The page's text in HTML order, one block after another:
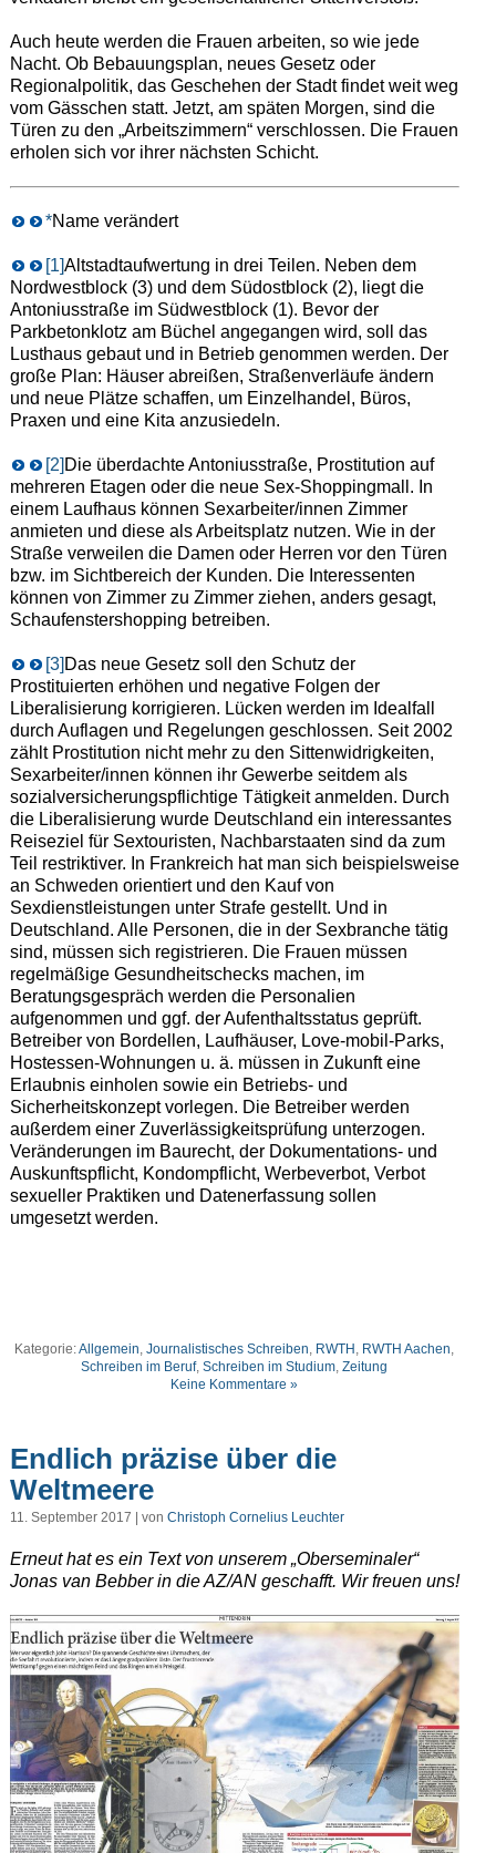
Auch heute werden die Frauen arbeiten, so wie jede
Nacht. Ob Bebauungsplan, neues Gesetz oder
Regionalpolitik, das Geschehen der Stadt findet weit weg
vom Gässchen statt. Jetzt, am späten Morgen, sind die
Türen zu den „Arbeitszimmern“ verschlossen. Die Frauen
erholen sich vor ihrer nächsten Schicht.
*Name verändert
[1]Altstadtaufwertung in drei Teilen. Neben dem
Nordwestblock (3) und dem Südostblock (2), liegt die
Antoniusstraße im Südwestblock (1). Bevor der
Parkbetonklotz am Büchel angegangen wird, soll das
Lusthaus gebaut und in Betrieb genommen werden. Der
große Plan: Häuser abreißen, Straßenverläufe ändern
und neue Plätze schaffen, um Einzelhandel, Büros,
Praxen und eine Kita anzusiedeln.
[2] Die überdachte Antoniusstraße, Prostitution auf
mehreren Etagen oder die neue Sex-Shoppingmall. In
einem Laufhaus können Sexarbeiter/innen Zimmer
anmieten und diese als Arbeitsplatz nutzen. Wie in der
Straße verweilen die Damen oder Herren vor den Türen
bzw. im Sichtbereich der Kunden. Die Interessenten
können von Zimmer zu Zimmer ziehen, anders gesagt,
Schaufenstershopping betreiben.
[3] Das neue Gesetz soll den Schutz der
Prostituierten erhöhen und negative Folgen der
Liberalisierung korrigieren. Lücken werden im Idealfall
durch Auflagen und Regelungen geschlossen. Seit 2002
zählt Prostitution nicht mehr zu den Sittenwidrigkeiten,
Sexarbeiter/innen können ihr Gewerbe seitdem als
sozialversicherungspflichtige Tätigkeit anmelden. Durch
die Liberalisierung wurde Deutschland ein interessantes
Reiseziel für Sextouristen, Nachbarstaaten sind da zum
Teil restriktiver. In Frankreich hat man sich beispielsweise
an Schweden orientiert und den Kauf von
Sexdienstleistungen unter Strafe gestellt. Und in
Deutschland. Alle Personen, die in der Sexbranche tätig
sind, müssen sich registrieren. Die Frauen müssen
regelmäßige Gesundheitschecks machen, im
Beratungsgespräch werden die Personalien
aufgenommen und ggf. der Aufenthaltsstatus geprüft.
Betreiber von Bordellen, Laufhäuser, Love-mobil-Parks,
Hostessen-Wohnungen u. ä. müssen in Zukunft eine
Erlaubnis einholen sowie ein Betriebs- und
Sicherheitskonzept vorlegen. Die Betreiber werden
außerdem einer Zuverlässigkeitsprüfung unterzogen.
Veränderungen im Baurecht, der Dokumentations- und
Auskunftspflicht, Kondompflicht, Werbeverbot, Verbot
sexueller Praktiken und Datenerfassung sollen
umgesetzt werden.
Kategorie:Allgemein ,Journalistisches Schreiben RWTH RWTH Aachen
Schreiben im Beruf,Schreiben im Studium ,Zeitung
Keine Kommentare »
Endlich präzise über die
Weltmeere
11. September 2017 | von Christoph Cornelius Leuchter
Erneut hat es ein Text von unserem „Oberseminaler“
Jonas van Bebber in die AZ/AN geschafft. Wir freuen uns!